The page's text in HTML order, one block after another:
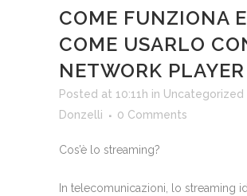
COME FUNZIONA E
COME USARLO
NETWORK PLAYER
Posted at 10:11h in Uncategorized
Donzelli
0 Comments
Cos’è lo streaming?
In telecomunicazioni, lo streaming